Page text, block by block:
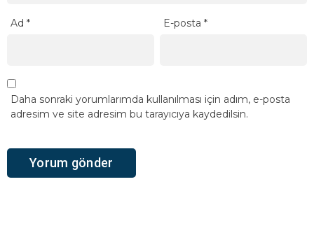
Ad * E-posta*
Daha sonraki yorumlarımda kullanılması için adım, e-posta
adresim ve site adresim bu tarayıcıya kaydedilsin.